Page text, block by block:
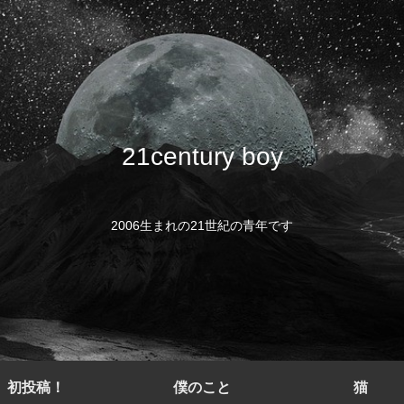
21century boy
2006生まれの21世紀の青年です
初投稿！ 僕のこと 猫